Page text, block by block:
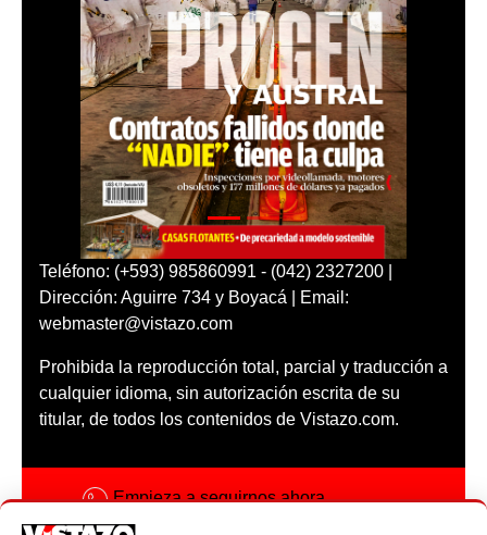
Teléfono: (+593) 985860991 - (042) 2327200 |
Dirección: Aguirre 734 y Boyacá | Email:
webmaster@vistazo.com
Prohibida la reproducción total, parcial y traducción a
cualquier idioma, sin autorización escrita de su
titular, de todos los contenidos de Vistazo.com.
Empieza a seguirnos ahora